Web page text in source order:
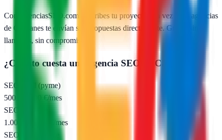
Con AgenciasSEO.com describes tu proyecto una vez y las agencias
de Capçanes te envían sus propuestas directamente. Gratis, sin
llamadas, sin compromiso.
¿Cuánto cuesta una agencia SEO en Capçanes
SEO local (pyme)
500 – 1.000 €/mes
SEO nacional
1.000 – 2.500 €/mes
SEO e-commerce